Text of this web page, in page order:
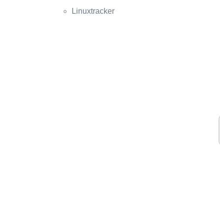
Linuxtracker